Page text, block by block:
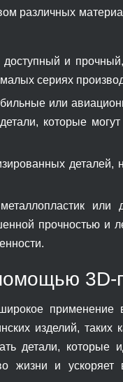
различных
и
сериях
или
которые
деталей,
или
прочностью и
3D-
применение
изделий, таких
детали, которые
жизни и ускоряет